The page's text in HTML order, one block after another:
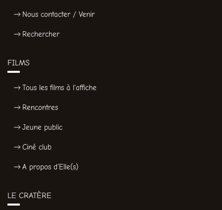
Nous contacter / Venir
Rechercher
FILMS
Tous les films à l'affiche
Rencontres
Jeune public
Ciné club
A propos d'Elle(s)
LE CRATÈRE